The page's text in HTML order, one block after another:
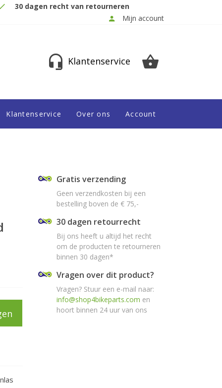
30 dagen recht van retourneren
Mijn account
Klantenservice
Account
Over ons
Klantenservice
Gratis verzending
Geen verzendkosten bij een
bestelling boven de € 75,-
30 dagen retourrecht
Bij ons heeft u altijd het recht
om de producten te retourneren
binnen 30 dagen*
Vragen over dit product?
Vragen? Stuur een e-mail naar:
info@shop4bikeparts.com en
hoort binnen 24 uur van ons